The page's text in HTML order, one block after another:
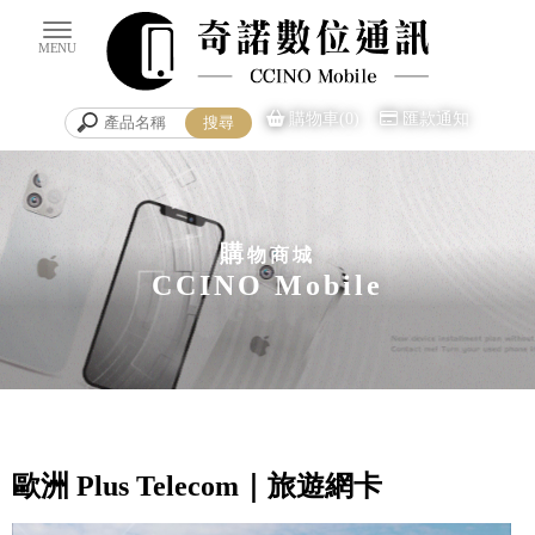
購物車(0) 匯款通知
購物商城
歐洲 Plus Telecom｜旅遊網卡